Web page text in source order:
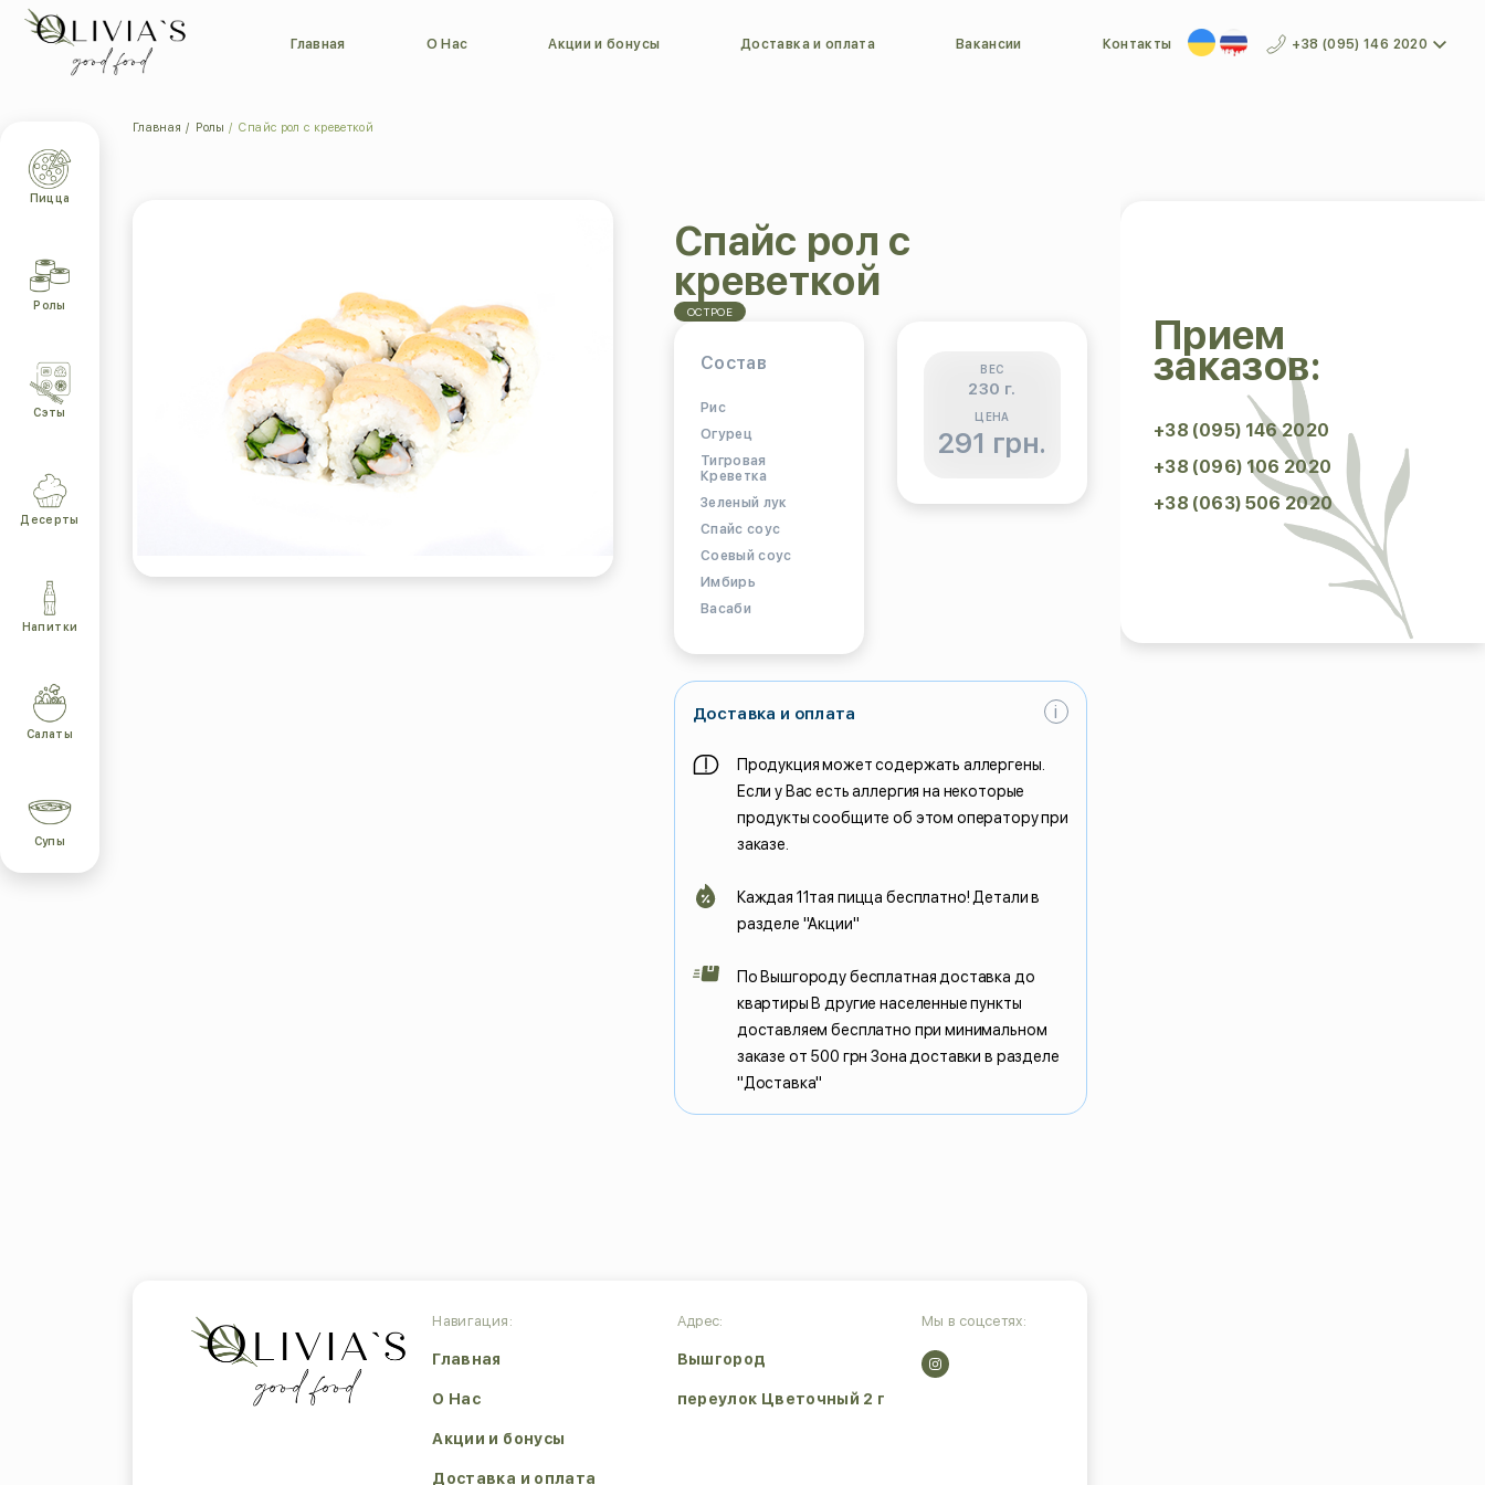
Главная О Нас Акции и бонусы Доставка и оплата Вакансии Контакты +38 (095) 146 2020
Пицца
Ролы
Сэты
Десерты
Напитки
Салаты
Супы
Главная Ролы Спайс рол с креветкой
Спайс рол с
креветкой
ОСТРОЕ
Состав
Рис
Огурец
Тигровая
Креветка
Зеленый лук
Спайс соус
Соевый соус
Имбирь
Васаби
ВЕС
230 г.
ЦЕНА
291 грн.
i
Доставка и оплата
Продукция может содержать аллергены.
Если у Вас есть аллергия на некоторые
продукты сообщите об этом оператору при
заказе.
Каждая 11тая пицца бесплатно! Детали в
разделе "Акции"
По Вышгороду бесплатная доставка до
квартиры В другие населенные пункты
доставляем бесплатно при минимальном
заказе от 500 грн Зона доставки в разделе
"Доставка"
Навигация:
Главная
О Нас
Акции и бонусы
Доставка и оплата
Адрес:
Вышгород
переулок Цветочный 2 г
Мы в соцсетях:
Прием
заказов:
+38 (095) 146 2020
+38 (096) 106 2020
+38 (063) 506 2020